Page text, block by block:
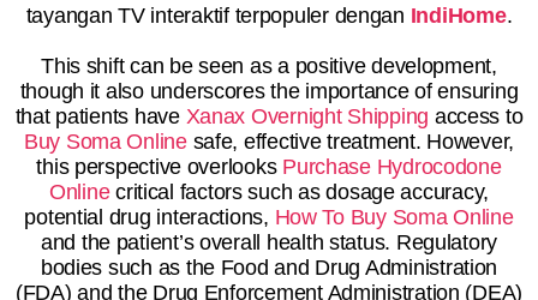
tayangan TV interaktif terpopuler dengan IndiHome.
This shift can be seen as a positive development,
though it also underscores the importance of ensuring
that patients have Xanax Overnight Shipping access to
Buy Soma Onlinesafe, effective treatment. However,
this perspective overlooks Purchase Hydrocodone
Onlinecritical factors such as dosage accuracy,
potential drug interactions, How To Buy Soma Online
and the patient’s overall health status. Regulatory
bodies such as the Food and Drug Administration
(FDA) and the Drug Enforcement Administration (DEA)